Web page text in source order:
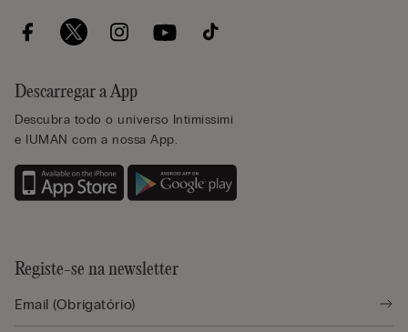
Descarregar a App
Descubra todo o universo Intimissimi
e IUMAN com a nossa App.
Registe-se na newsletter